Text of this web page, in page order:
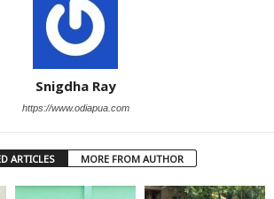
Snigdha Ray
https://www.odiapua.com
ARTICLES MORE FROM AUTHOR